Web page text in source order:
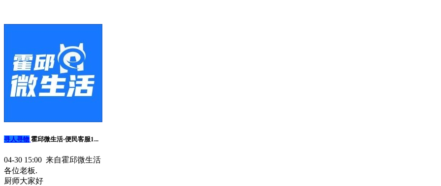
寻人寻物 霍邱微生活-便民客服1...
04-30 15:00 来自霍邱微生活
各位老板.
厨师大家好